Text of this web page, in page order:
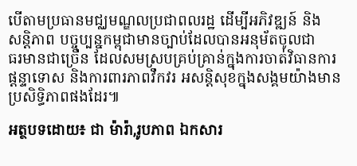
បើតាមប្រធានមជ្ឈមណ្ឌលប្រជាពលរដ្ឋ ដើម្បីអភិវឌ្ឍន៍ និង
សន្តិភាព បច្ចុប្បន្នកម្ពុជាមានច្បាប់ដែលបានអនុម័តចូលជា
ធរមានជាច្រើន ដែលសមស្របគ្រប់គ្រាន់ក្នុងការចាត់វិធានការ
ផ្តន្ទាទោស និងការពារភាពវឹកវរ អសន្តិសុខក្នុងសង្គមយ៉ាងមាន
ប្រសិទ្ធិភាពផងដែរ៕
អត្ថបទដោយ៖ ជា ម៉ារ៉ា,រូបភាព ឯកសារ